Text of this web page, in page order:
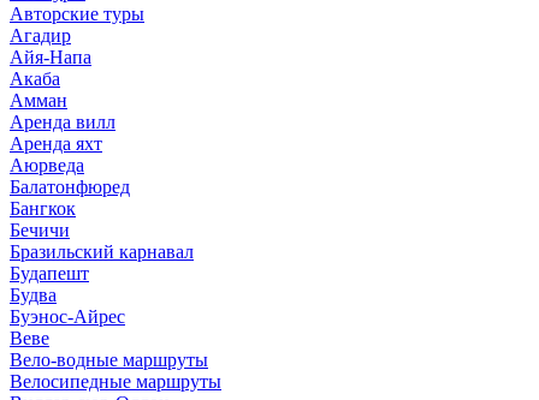
Авторские туры
Агадир
Айя-Напа
Акаба
Амман
Аренда вилл
Аренда яхт
Аюрведа
Балатонфюред
Бангкок
Бечичи
Бразильский карнавал
Будапешт
Будва
Буэнос-Айрес
Веве
Вело-водные маршруты
Велосипедные маршруты